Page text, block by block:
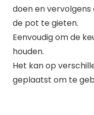
doen en
de pot te gieten.
Eenvoudig om de
houden.
Het kan op
geplaatst om te